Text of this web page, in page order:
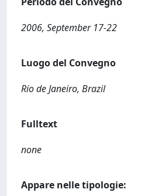
2006, September 17-22
Luogo del Convegno
Rio de Janeiro, Brazil
Fulltext
none
Appare nelle tipologie: